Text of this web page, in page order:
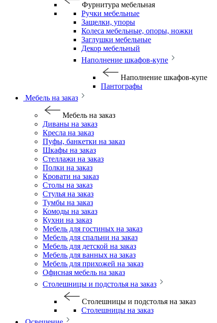
Фурнитура мебельная
Ручки мебельные
Защелки, упоры
Колеса мебельные, опоры, ножки
Заглушки мебельные
Декор мебельный
Наполнение шкафов-купе
Наполнение шкафов-купе
Пантографы
Мебель на заказ
Мебель на заказ
Диваны на заказ
Кресла на заказ
Пуфы, банкетки на заказ
Шкафы на заказ
Стеллажи на заказ
Полки на заказ
Кровати на заказ
Столы на заказ
Стулья на заказ
Тумбы на заказ
Комоды на заказ
Кухни на заказ
Мебель для гостиных на заказ
Мебель для спальни на заказ
Мебель для детской на заказ
Мебель для ванных на заказ
Мебель для прихожей на заказ
Офисная мебель на заказ
Столешницы и подстолья на заказ
Столешницы и подстолья на заказ
Столешницы на заказ